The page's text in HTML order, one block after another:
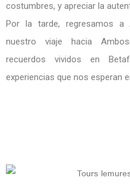
costumbres, y apreciar la
Por la tarde, regresamos a
nuestro viaje hacia
recuerdos vividos en
experiencias que nos esperan